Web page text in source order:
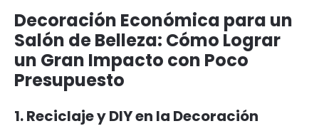
Decoración Económica para un
Salón de Belleza: Cómo Lograr
un Gran Impacto con Poco
Presupuesto
1. Reciclaje y DIY en la Decoración